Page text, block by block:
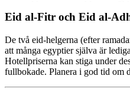
Eid al-Fitr och Eid al-
De två eid-helgerna (efter
att många egyptier själva är
Hotellpriserna kan stiga under
fullbokade. Planera i god tid om